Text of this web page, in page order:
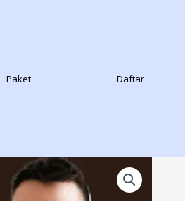
Paket Daftar